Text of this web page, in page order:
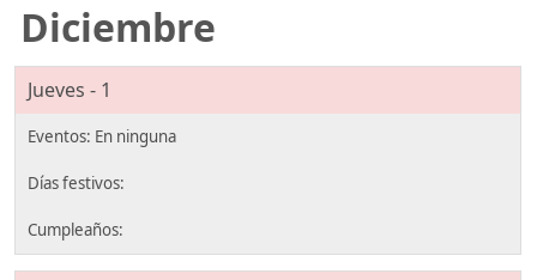
Diciembre
Jueves - 1